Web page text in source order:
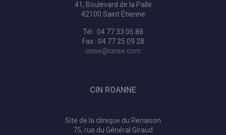
41, Boulevard de la Palle
42100 Saint Étienne
Tél : 04 77 33 05 88
Fax : 04 77 25 09 28
cinse@cinse.com
CIN ROANNE
Site de la clinique du Renaison
75, rue du Général Giraud